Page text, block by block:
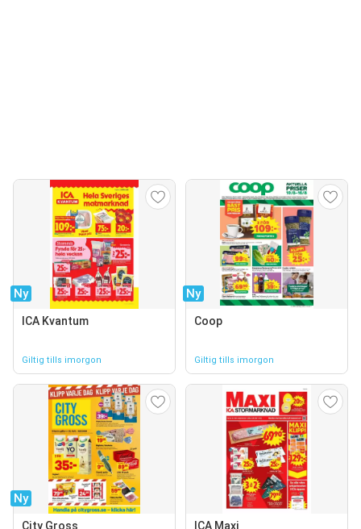
Ny
ICA Kvantum
Giltig tills imorgon
Ny
Coop
Giltig tills imorgon
Ny
City Gross ICA Maxi